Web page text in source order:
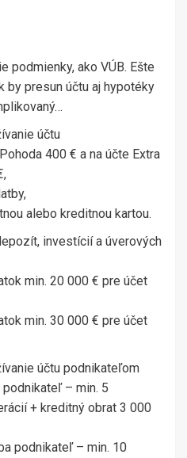
podmienky, ako VÚB. Ešte
by presun účtu aj hypotéky
účtu
400 € a na účte Extra
alebo kreditnou kartou.
investícií a úverových
min. 20 000 € pre účet
min. 30 000 € pre účet
účtu podnikateľom
– min. 5
+ kreditný obrat 3 000
podnikateľ – min. 10